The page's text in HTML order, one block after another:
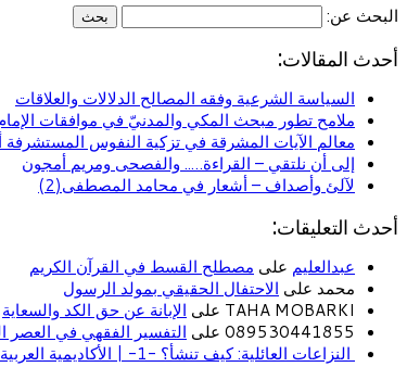
البحث عن:
أحدث المقالات:
السياسة الشرعية وفقه المصالح الدلالات والعلاقات
ملامح تطور مبحث المكي والمدنيّ في موافقات
معالم الآيات المشرقة في تزكية النفوس المستشرفة
إلى أن نلتقي – القراءة….. والفصحى ومريم أمجون
لآلئ وأصداف – أشعار في محامد المصطفى(2)
أحدث التعليقات:
عبدالعليم على مصطلح القسط في القرآن الكريم
محمد على الاحتفال الحقيقي بمولد الرسول
TAHA MOBARKI على
الإبانة عن حق الكد والسعاية
089530441855 على
التفسير الفقهي في العصر
النزاعات العائلية: كيف تنشأ؟ -1- | الأكاديمية العربية الدولية | الحياة الأسرية